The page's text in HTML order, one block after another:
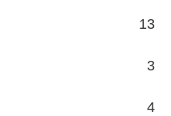
13
3
4